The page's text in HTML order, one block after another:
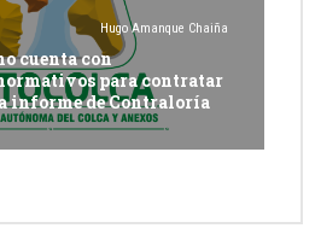
Hugo Amanque Chaiña
cuenta con
para contratar
informe de Contraloría